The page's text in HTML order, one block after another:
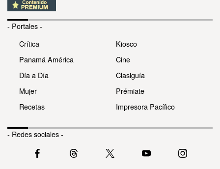
- Portales -
Crítica
Panamá América
Día a Día
Mujer
Recetas
Kiosco
Cine
Clasiguía
Prémiate
Impresora Pacífico
- Redes sociales -